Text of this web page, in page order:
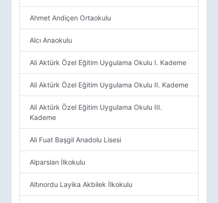
Ahmet Andiçen Ortaokulu
Alcı Anaokulu
Ali Aktürk Özel Eğitim Uygulama Okulu I. Kademe
Ali Aktürk Özel Eğitim Uygulama Okulu II. Kademe
Ali Aktürk Özel Eğitim Uygulama Okulu III.
Kademe
Ali Fuat Başgil Anadolu Lisesi
Alparslan İlkokulu
Altınordu Layika Akbilek İlkokulu